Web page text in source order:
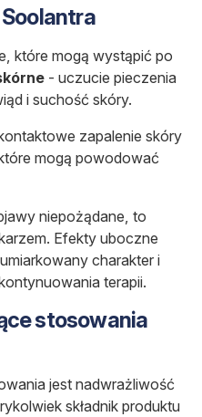
które mogą wystąpić po
- uczucie pieczenia
i suchość skóry.
zapalenie skóry
mogą powodować
niepożądane, to
Efekty uboczne
charakter i
terapii.
stosowania
jest nadwrażliwość
składnik produktu